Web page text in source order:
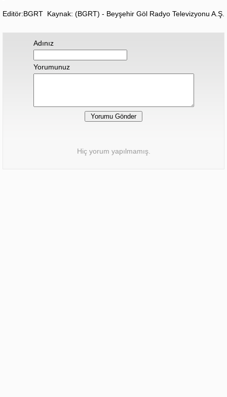
Editör:BGRT Kaynak: (BGRT) - Beyşehir Göl Radyo Televizyonu A.Ş.
Adınız
Yorumunuz
Hiç yorum yapılmamış.